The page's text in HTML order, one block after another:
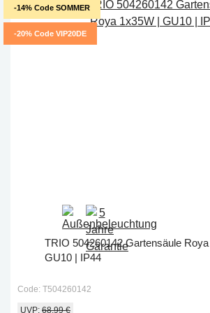
-14% Code SOMMER
-20% Code VIP20DE
TRIO 504260142 Gartensäule
GU10 | IP44
Code: T504260142
UVP: 68,99 €